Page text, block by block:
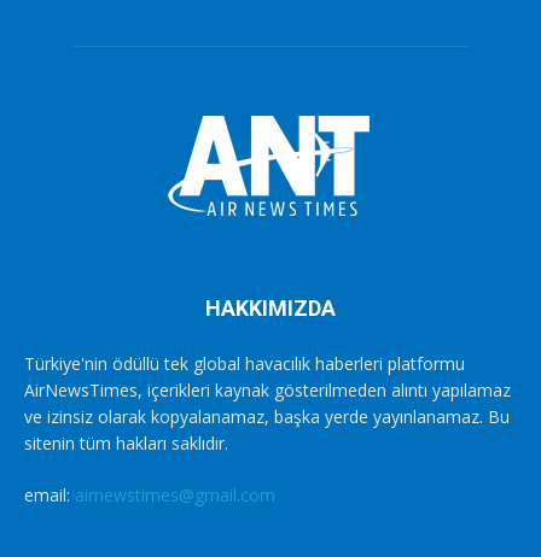
HAKKIMIZDA
Türkiye'nin ödüllü tek global havacılık haberleri platformu
AirNewsTimes, içerikleri kaynak gösterilmeden alıntı yapılamaz
ve izinsiz olarak kopyalanamaz, başka yerde yayınlanamaz. Bu
sitenin tüm hakları saklıdır.
email: airnewstimes@gmail.com